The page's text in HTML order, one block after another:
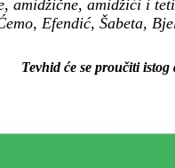
amidžične, amidžići i
Efendić, Šabeta,
Tevhid će se proučiti